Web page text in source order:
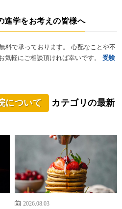
進学をお考えの皆様へ
料で承っております。 心配なことや不
気軽にご相談頂ければ幸いです。 受験
について
カテゴリの最新
2026.08.03